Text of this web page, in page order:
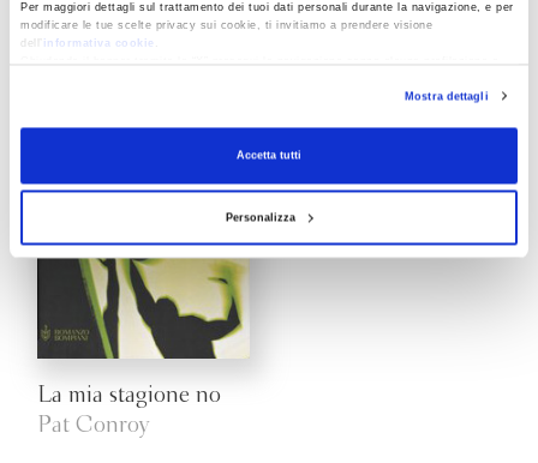
Per maggiori dettagli sul trattamento dei tuoi dati personali durante la navigazione, e per
modificare le tue scelte privacy sui cookie, ti invitiamo a prendere visione
dell’
informativa cookie
RevocaMostra dettagli
Accetta tutti
Personalizza
NARRATORI STRANIERI
La mia stagione no
Pat Conroy